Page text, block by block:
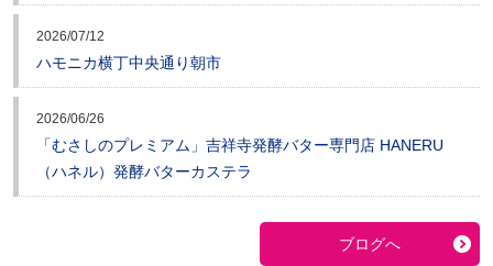
2026/07/12
ハモニカ横丁中央通り朝市
2026/06/26
「むさしのプレミアム」吉祥寺発酵バター専門店 HANERU
（ハネル）発酵バターカステラ
ブログへ